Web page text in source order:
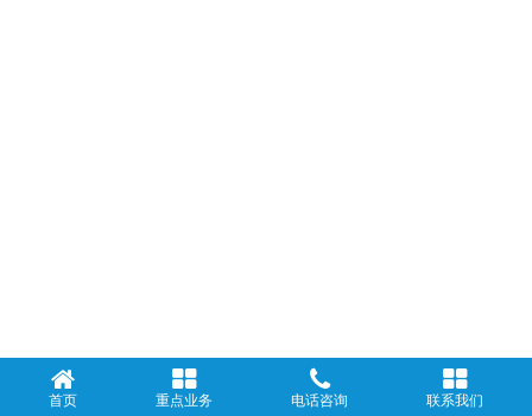
首页 重点业务 电话咨询 联系我们